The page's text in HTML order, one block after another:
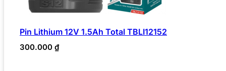
Pin Lithium 12V 1.5Ah Total TBLI12152
300.000 ₫